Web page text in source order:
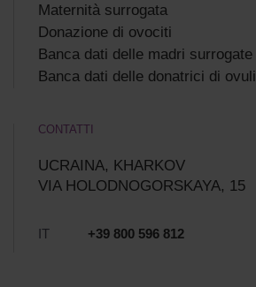
Maternità surrogata
Donazione di ovociti
Banca dati delle madri surrogate
Banca dati delle donatrici di ovuli
CONTATTI
UCRAINA, KHARKOV
VIA HOLODNOGORSKAYA, 15
IT +39 800 596 812